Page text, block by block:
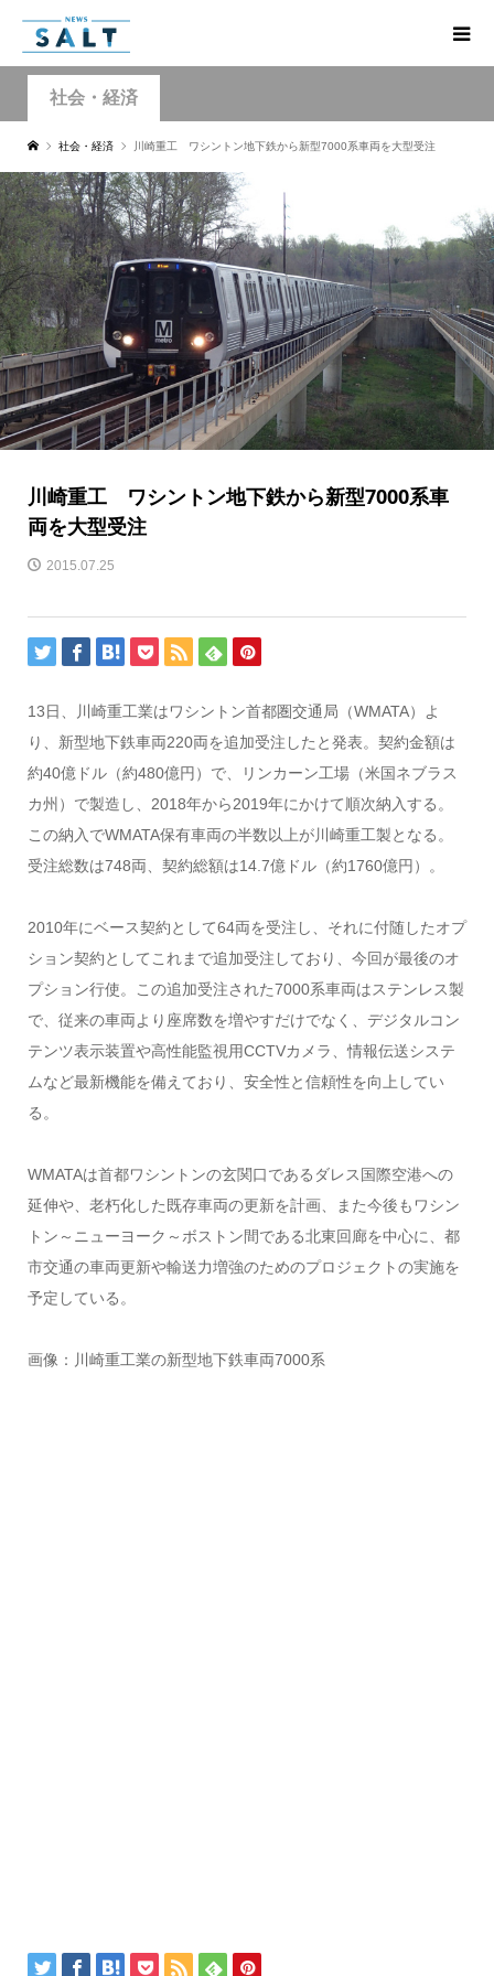
社会・経済
社会・経済 川崎重工 ワシントン地下鉄から新型7000系車両を大型受注
川崎重工 ワシントン地下鉄から新型7000系車
両を大型受注
2015.07.25
13日、川崎重工業はワシントン首都圏交通局（WMATA）よ
り、新型地下鉄車両220両を追加受注したと発表。契約金額は
約40億ドル（約480億円）で、リンカーン工場（米国ネブラス
カ州）で製造し、2018年から2019年にかけて順次納入する。
この納入でWMATA保有車両の半数以上が川崎重工製となる。
受注総数は748両、契約総額は14.7億ドル（約1760億円）。
2010年にベース契約として64両を受注し、それに付随したオプ
ション契約としてこれまで追加受注しており、今回が最後のオ
プション行使。この追加受注された7000系車両はステンレス製
で、従来の車両より座席数を増やすだけでなく、デジタルコン
テンツ表示装置や高性能監視用CCTVカメラ、情報伝送システ
ムなど最新機能を備えており、安全性と信頼性を向上してい
る。
WMATAは首都ワシントンの玄関口であるダレス国際空港への
延伸や、老朽化した既存車両の更新を計画、また今後もワシン
トン～ニューヨーク～ボストン間である北東回廊を中心に、都
市交通の車両更新や輸送力増強のためのプロジェクトの実施を
予定している。
画像：川崎重工業の新型地下鉄車両7000系